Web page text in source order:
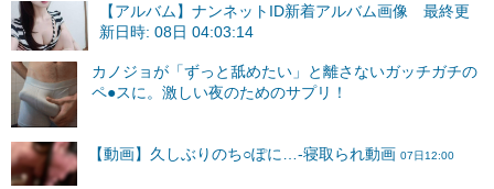
【アルバム】ナンネットID新着アルバム画像 最終更
新日時: 08日 04:03:14